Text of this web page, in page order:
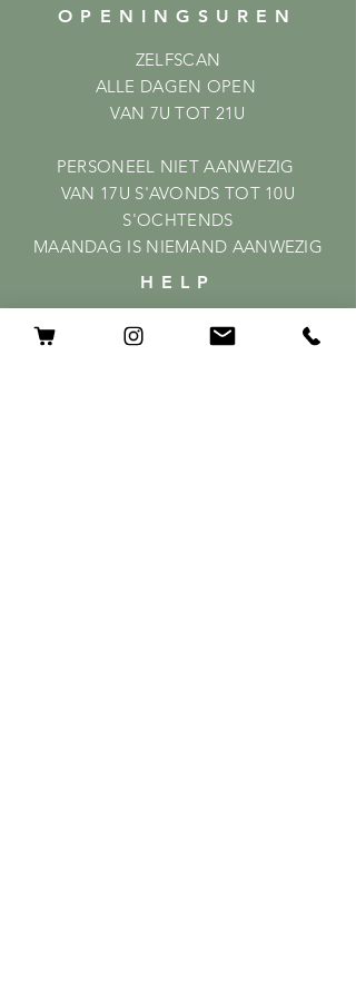
OPENINGSUREN
ZELFSCAN
ALLE DAGEN OPEN
VAN 7U TOT 21U
PERSONEEL NIET AANWEZIG
VAN 17U S'AVONDS TOT 10U
S'OCHTENDS
MAANDAG IS NIEMAND AANWEZIG
HELP
Privacy Policy